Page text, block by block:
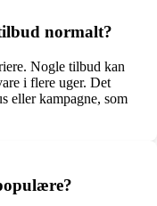
normalt?
Nogle tilbud kan
i flere uger. Det
eller kampagne, som